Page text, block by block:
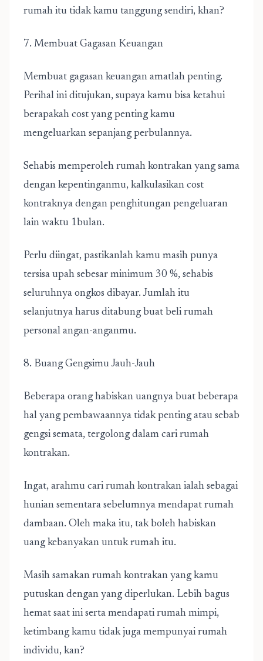
rumah itu tidak kamu tanggung sendiri, khan?
7. Membuat Gagasan Keuangan
Membuat gagasan keuangan amatlah penting.
Perihal ini ditujukan, supaya kamu bisa ketahui
berapakah cost yang penting kamu
mengeluarkan sepanjang perbulannya.
Sehabis memperoleh rumah kontrakan yang sama
dengan kepentinganmu, kalkulasikan cost
kontraknya dengan penghitungan pengeluaran
lain waktu 1bulan.
Perlu diingat, pastikanlah kamu masih punya
tersisa upah sebesar minimum 30 %, sehabis
seluruhnya ongkos dibayar. Jumlah itu
selanjutnya harus ditabung buat beli rumah
personal angan-anganmu.
8. Buang Gengsimu Jauh-Jauh
Beberapa orang habiskan uangnya buat beberapa
hal yang pembawaannya tidak penting atau sebab
gengsi semata, tergolong dalam cari rumah
kontrakan.
Ingat, arahmu cari rumah kontrakan ialah sebagai
hunian sementara sebelumnya mendapat rumah
dambaan. Oleh maka itu, tak boleh habiskan
uang kebanyakan untuk rumah itu.
Masih samakan rumah kontrakan yang kamu
putuskan dengan yang diperlukan. Lebih bagus
hemat saat ini serta mendapati rumah mimpi,
ketimbang kamu tidak juga mempunyai rumah
individu, kan?